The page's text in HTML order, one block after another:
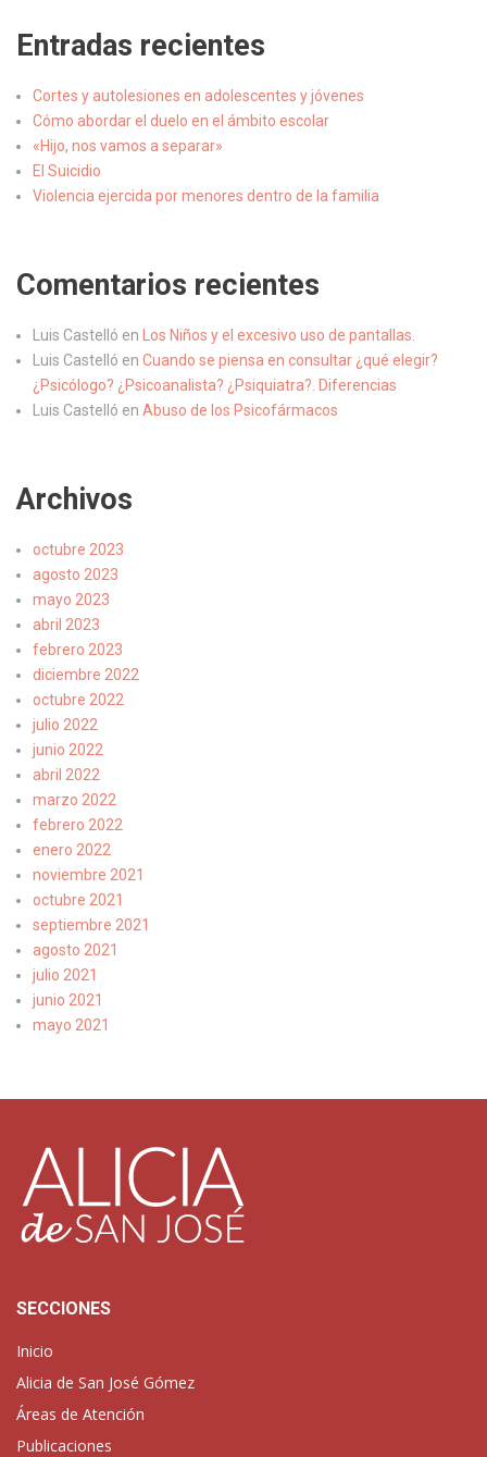
Entradas recientes
Cortes y autolesiones en adolescentes y jóvenes
Cómo abordar el duelo en el ámbito escolar
«Hijo, nos vamos a separar»
El Suicidio
Violencia ejercida por menores dentro de la familia
Comentarios recientes
Luis Castelló en
Los Niños y el excesivo uso de pantallas.
Luis Castelló en Cuando se piensa en consultar ¿qué elegir?
¿Psicólogo? ¿Psicoanalista? ¿Psiquiatra?. Diferencias
Luis Castelló en Abuso de los Psicofármacos
Archivos
octubre 2023
agosto 2023
mayo 2023
abril 2023
febrero 2023
diciembre 2022
octubre 2022
julio 2022
junio 2022
abril 2022
marzo 2022
febrero 2022
enero 2022
noviembre 2021
octubre 2021
septiembre 2021
agosto 2021
julio 2021
junio 2021
mayo 2021
SECCIONES
Inicio
Alicia de San José Gómez
Áreas de Atención
Publicaciones